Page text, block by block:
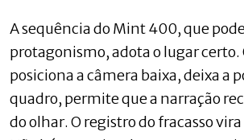
A sequência do Mint 400, que
protagonismo, adota o lugar certo.
posiciona a câmera baixa, deixa a
quadro, permite que a narração
do olhar. O registro do fracasso